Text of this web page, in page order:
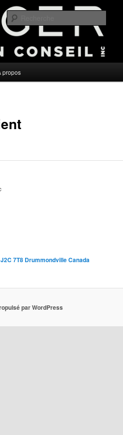
Conseil
propos
par WordPress